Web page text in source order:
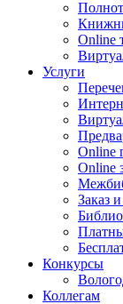
Online
Услуги
Online
Online
Заказ
Конкурсы
Коллегам